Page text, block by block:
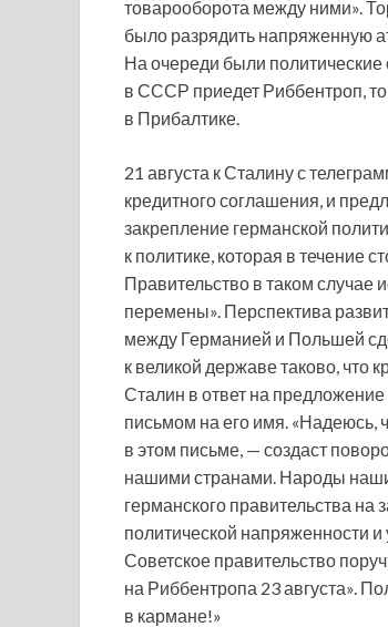
товарооборота между ними».
было разрядить напряженную
На очереди были политические
в СССР приедет Риббентроп, то
в Прибалтике.
21 августа к Сталину с
кредитного соглашения, и
закрепление германской
к политике, которая в течение
Правительство в таком случае
перемены». Перспектива
между Германией и Польшей
к великой державе таково, что
Сталин в ответ на
письмом на его имя. «Надеюсь,
в этом письме, — создаст
нашими странами. Народы
германского правительства на
политической напряженности
Советское правительство
на Риббентропа 23 августа».
в кармане!»